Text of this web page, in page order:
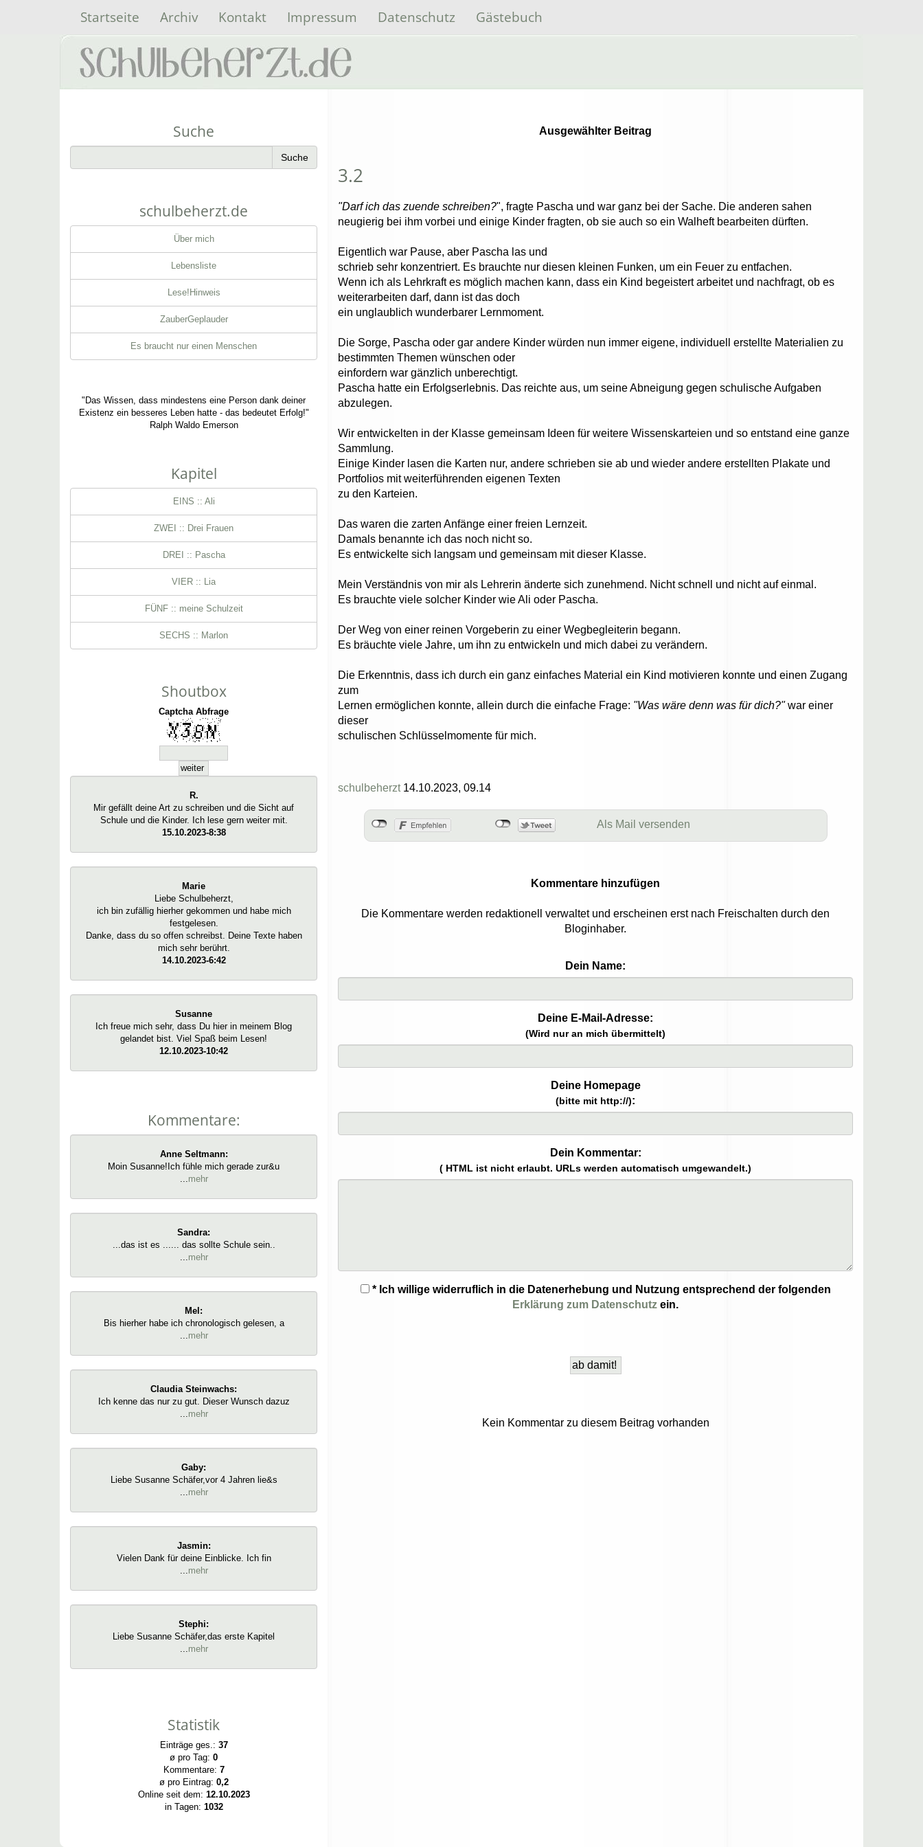
Startseite Archiv Kontakt Impressum Datenschutz Gästebuch
Ausgewählter Beitrag
3.2
"Darf ich das zuende schreiben?", fragte Pascha und war ganz bei der Sache. Die anderen sahen
neugierig bei ihm vorbei und einige Kinder fragten, ob sie auch so ein Walheft bearbeiten dürften.
Eigentlich war Pause, aber Pascha las und
schrieb sehr konzentriert. Es brauchte nur diesen kleinen Funken, um ein Feuer zu entfachen.
Wenn ich als Lehrkraft es möglich machen kann, dass ein Kind begeistert arbeitet und nachfragt, ob es
weiterarbeiten darf, dann ist das doch
ein unglaublich wunderbarer Lernmoment.
Die Sorge, Pascha oder gar andere Kinder würden nun immer eigene, individuell erstellte Materialien zu
bestimmten Themen wünschen oder
einfordern war gänzlich unberechtigt.
Pascha hatte ein Erfolgserlebnis. Das reichte aus, um seine Abneigung gegen schulische Aufgaben
abzulegen.
Wir entwickelten in der Klasse gemeinsam Ideen für weitere Wissenskarteien und so entstand eine ganze
Sammlung.
Einige Kinder lasen die Karten nur, andere schrieben sie ab und wieder andere erstellten Plakate und
Portfolios mit weiterführenden eigenen Texten
zu den Karteien.
Das waren die zarten Anfänge einer freien Lernzeit.
Damals benannte ich das noch nicht so.
Es entwickelte sich langsam und gemeinsam mit dieser Klasse.
Mein Verständnis von mir als Lehrerin änderte sich zunehmend. Nicht schnell und nicht auf einmal.
Es brauchte viele solcher Kinder wie Ali oder Pascha.
Der Weg von einer reinen Vorgeberin zu einer Wegbegleiterin begann.
Es bräuchte viele Jahre, um ihn zu entwickeln und mich dabei zu verändern.
Die Erkenntnis, dass ich durch ein ganz einfaches Material ein Kind motivieren konnte und einen Zugang
zum
Lernen ermöglichen konnte, allein durch die einfache Frage: "Was wäre denn was für dich?"war einer
dieser
schulischen Schlüsselmomente für mich.
schulbeherzt14.10.2023, 09.14
Als Mail versenden
Kommentare hinzufügen
Die Kommentare werden redaktionell verwaltet und erscheinen erst nach Freischalten durch den
Bloginhaber.
Dein Name:
Deine E-Mail-Adresse:
(Wird nur an mich übermittelt)
Deine Homepage
(bitte mit http://):
Dein Kommentar:
( HTML ist nicht erlaubt. URLs werden automatisch umgewandelt.)
* Ich willige widerruflich in die Datenerhebung und Nutzung entsprechend der folgenden
Erklärung zum Datenschutz ein.
Kein Kommentar zu diesem Beitrag vorhanden
Suche
schulbeherzt.de
Über mich
Lebensliste
Lese!Hinweis
ZauberGeplauder
Es braucht nur einen Menschen
"Das Wissen, dass mindestens eine Person dank deiner
Existenz ein besseres Leben hatte - das bedeutet Erfolg!"
Ralph Waldo Emerson
Kapitel
EINS :: Ali
ZWEI :: Drei Frauen
DREI :: Pascha
VIER :: Lia
FÜNF :: meine Schulzeit
SECHS :: Marlon
Shoutbox
Captcha Abfrage
R.
Mir gefällt deine Art zu schreiben und die Sicht auf
Schule und die Kinder. Ich lese gern weiter mit.
15.10.2023-8:38
Marie
Liebe Schulbeherzt,
ich bin zufällig hierher gekommen und habe mich
festgelesen.
Danke, dass du so offen schreibst. Deine Texte haben
mich sehr berührt.
14.10.2023-6:42
Susanne
Ich freue mich sehr, dass Du hier in meinem Blog
gelandet bist. Viel Spaß beim Lesen!
12.10.2023-10:42
Kommentare:
Anne Seltmann:
Moin Susanne!Ich fühle mich gerade zur&u
...mehr
Sandra:
...das ist es ...... das sollte Schule sein..
...mehr
Mel:
Bis hierher habe ich chronologisch gelesen, a
...mehr
Claudia Steinwachs:
Ich kenne das nur zu gut. Dieser Wunsch dazuz
...mehr
Gaby:
Liebe Susanne Schäfer,vor 4 Jahren lie&s
...mehr
Jasmin:
Vielen Dank für deine Einblicke. Ich fin
...mehr
Stephi:
Liebe Susanne Schäfer,das erste Kapitel
...mehr
Statistik
Einträge ges.: 37
ø pro Tag: 0
Kommentare: 7
ø pro Eintrag: 0,2
Online seit dem: 12.10.2023
in Tagen: 1032